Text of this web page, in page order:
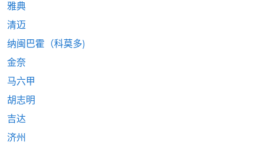
雅典
清迈
纳闽巴霍（科莫多)
金奈
马六甲
胡志明
吉达
济州